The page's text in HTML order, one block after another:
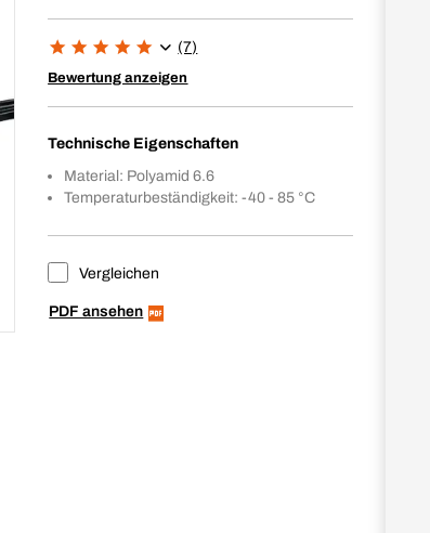
(7)
Bewertung anzeigen
Technische Eigenschaften
Material: Polyamid 6.6
Temperaturbeständigkeit: -40 - 85 °C
Vergleichen
PDF ansehen